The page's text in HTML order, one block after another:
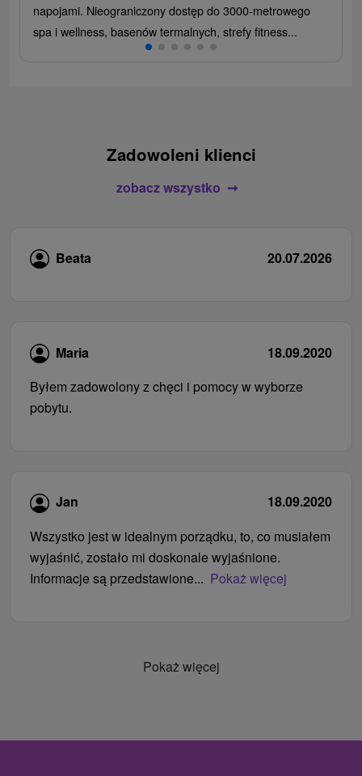
napojami. Nieograniczony dostęp do 3000-metrowego
spa i wellness, basenów termalnych, strefy fitness...
Zadowoleni klienci
zobacz wszystko
Beata 20.07.2026
Maria
18.09.2020
Byłem zadowolony z chęci i pomocy w wyborze
pobytu.
Jan
18.09.2020
Wszystko jest w idealnym porządku, to, co musiałem
wyjaśnić, zostało mi doskonale wyjaśnione.
Informacje są przedstawione... Pokaż więcej
Pokaż więcej